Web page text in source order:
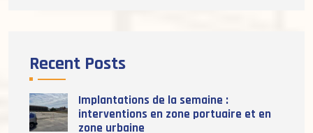
Recent Posts
Implantations de la semaine :
interventions en zone portuaire et en
zone urbaine